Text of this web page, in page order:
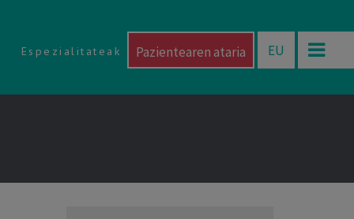
Espezialitateak Pazientearen ataria EU